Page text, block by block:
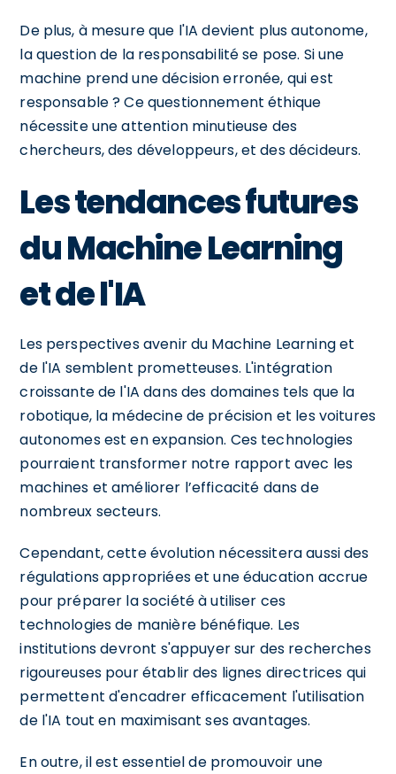
De plus, à mesure que l'IA devient plus autonome,
la question de la responsabilité se pose. Si une
machine prend une décision erronée, qui est
responsable ? Ce questionnement éthique
nécessite une attention minutieuse des
chercheurs, des développeurs, et des décideurs.
Les tendances futures
du Machine Learning
et de l'IA
Les perspectives avenir du Machine Learning et
de l'IA semblent prometteuses. L'intégration
croissante de l'IA dans des domaines tels que la
robotique, la médecine de précision et les voitures
autonomes est en expansion. Ces technologies
pourraient transformer notre rapport avec les
machines et améliorer l’efficacité dans de
nombreux secteurs.
Cependant, cette évolution nécessitera aussi des
régulations appropriées et une éducation accrue
pour préparer la société à utiliser ces
technologies de manière bénéfique. Les
institutions devront s'appuyer sur des recherches
rigoureuses pour établir des lignes directrices qui
permettent d'encadrer efficacement l'utilisation
de l'IA tout en maximisant ses avantages.
En outre, il est essentiel de promouvoir une